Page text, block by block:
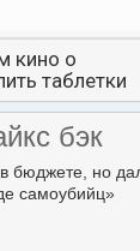
кино о
таблетки
бэк
бюджете, но
самоубийц»